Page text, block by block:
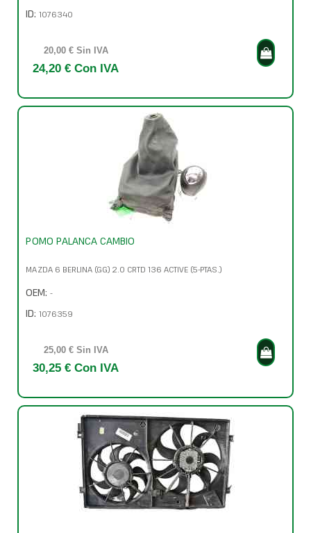
ID: 1076340
20,00 € Sin IVA
24,20 € Con IVA
POMO PALANCA CAMBIO
MAZDA 6 BERLINA (GG) 2.0 CRTD 136 ACTIVE (5-PTAS.)
OEM: -
ID: 1076359
25,00 € Sin IVA
30,25 € Con IVA